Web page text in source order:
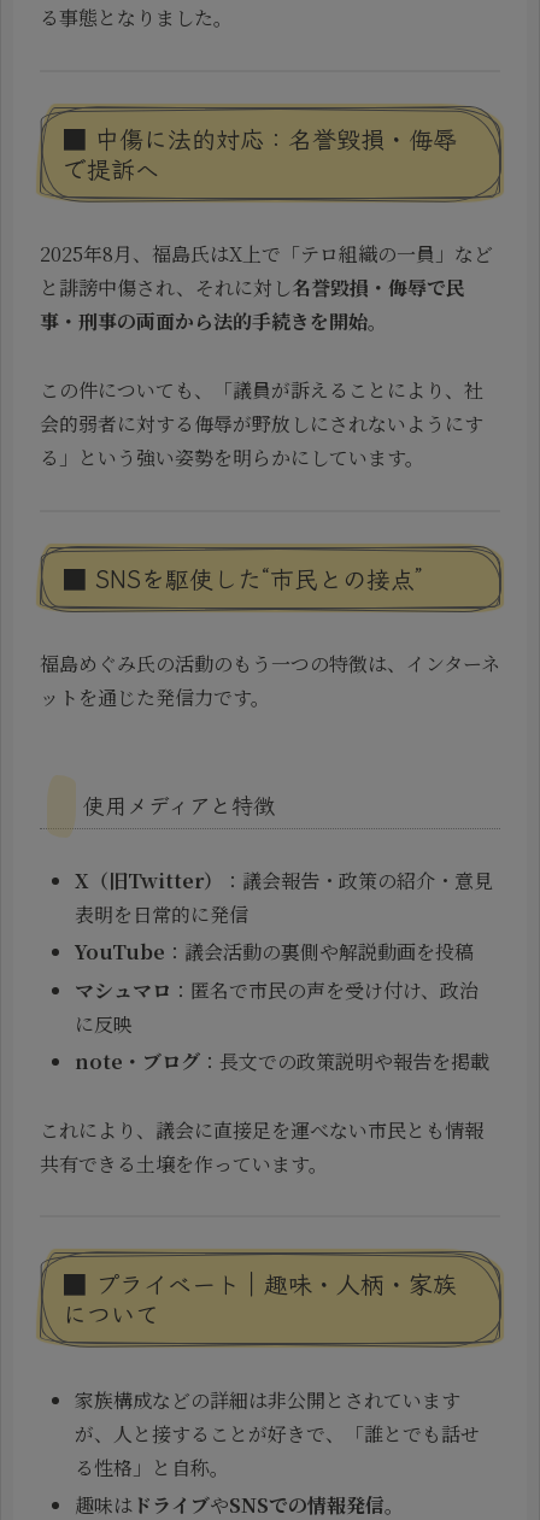
る事態となりました。
■ 中傷に法的対応：名誉毀損・侮辱
で提訴へ
2025年8月、福島氏はX上で「テロ組織の一員」など
と誹謗中傷され、それに対し名誉毀損・侮辱で民
事・刑事の両面から法的手続きを開始。
この件についても、「議員が訴えることにより、社
会的弱者に対する侮辱が野放しにされないようにす
る」という強い姿勢を明らかにしています。
■ SNSを駆使した“市民との接点”
福島めぐみ氏の活動のもう一つの特徴は、インターネ
ットを通じた発信力です。
使用メディアと特徴
X（旧Twitter）
：議会報告・政策の紹介・意見
表明を日常的に発信
YouTube ：議会活動の裏側や解説動画を投稿
マシュマロ ：匿名で市民の声を受け付け、政治
に反映
note・ブログ ：長文での政策説明や報告を掲載
これにより、議会に直接足を運べない市民とも情報
共有できる土壌を作っています。
■ プライベート｜趣味・人柄・家族
について
家族構成などの詳細は非公開とされています
が、人と接することが好きで、「誰とでも話せ
る性格」と自称。
趣味は ドライブやSNSでの情報発信。